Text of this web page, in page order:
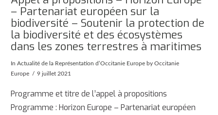
– Partenariat européen sur la
biodiversité – Soutenir la protection de
la biodiversité et des écosystèmes
dans les zones terrestres à maritimes
InActualité de la Représentation d’Occitanie Europe by Occitanie
Europe
9 juillet 2021
Programme et titre de l’appel à propositions
Programme : Horizon Europe – Partenariat européen